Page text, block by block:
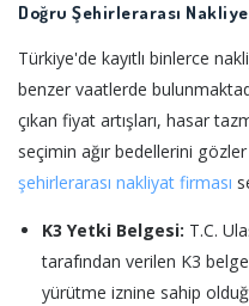
Doğru Şehirlerarası
Türkiye'de kayıtlı binlerce
benzer vaatlerde
çıkan fiyat artışları, hasar
seçimin ağır bedellerini
şehirlerarası nakliyat firması
K3 Yetki Belgesi: T.C.
tarafından verilen K3
yürütme iznine sahip